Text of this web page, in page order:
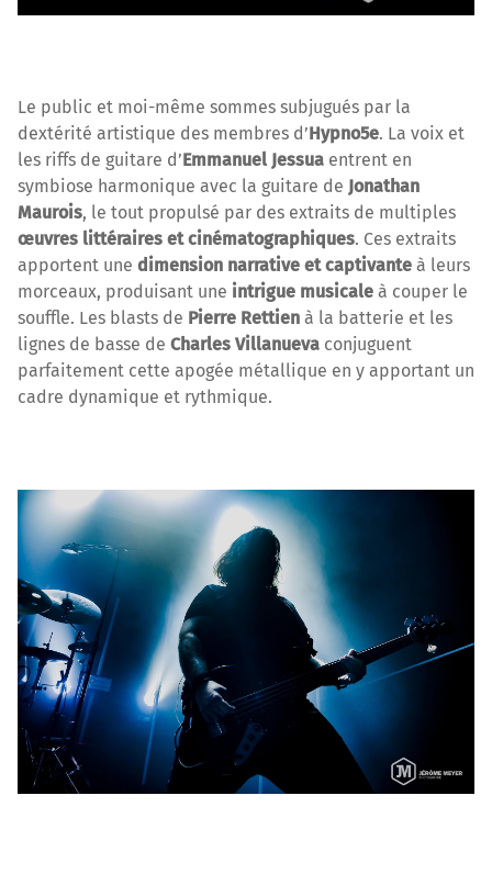
Le public et moi-même sommes subjugués par la
dextérité artistique des membres d’Hypno5e. La voix et
les riffs de guitare d’Emmanuel Jessua entrent en
symbiose harmonique avec la guitare de Jonathan
Maurois, le tout propulsé par des extraits de multiples
œuvres littéraires et cinématographiques. Ces extraits
apportent une dimension narrative et captivante à leurs
morceaux, produisant une intrigue musicale à couper le
souffle. Les blasts de Pierre Rettien à la batterie et les
lignes de basse de Charles Villanueva conjuguent
parfaitement cette apogée métallique en y apportant un
cadre dynamique et rythmique.